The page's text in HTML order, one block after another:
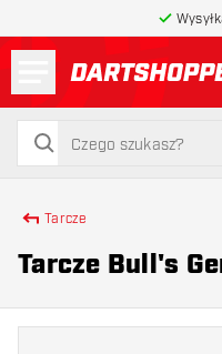
powrót
szukaj
szukaj
Tarcze
Tarcze Bull's